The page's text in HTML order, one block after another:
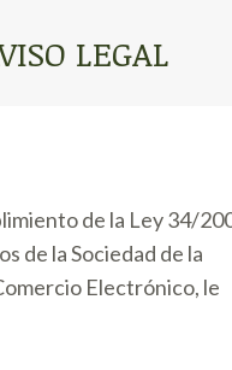
LEGAL
de la Ley 34/
de la Sociedad de la
Electrónico, le